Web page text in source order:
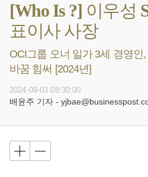
[Who Is ?] 이우성
표이사 사장
OCI그룹 오너 일가 3세 경영인
바꿈 힘써 [2024년]
2024-09-03 08:30:00
배윤주 기자 -